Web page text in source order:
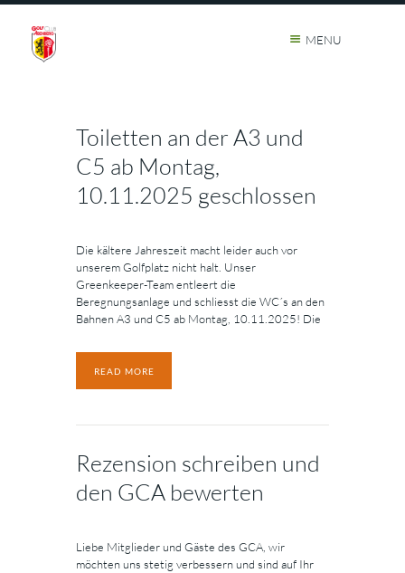
MENU
Toiletten an der A3 und
C5 ab Montag,
10.11.2025 geschlossen
Die kältere Jahreszeit macht leider auch vor
unserem Golfplatz nicht halt. Unser
Greenkeeper-Team entleert die
Beregnungsanlage und schliesst die WC´s an den
Bahnen A3 und C5 ab Montag, 10.11.2025! Die
READ MORE
Rezension schreiben und
den GCA bewerten
Liebe Mitglieder und Gäste des GCA, wir
möchten uns stetig verbessern und sind auf Ihr